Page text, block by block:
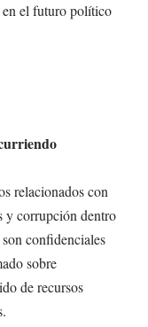
el futuro político
relacionados con
y corrupción dentro
confidenciales
sobre
de recursos